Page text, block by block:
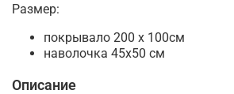
Размер:
покрывало 200 х 100см
наволочка 45х50 см
Описание